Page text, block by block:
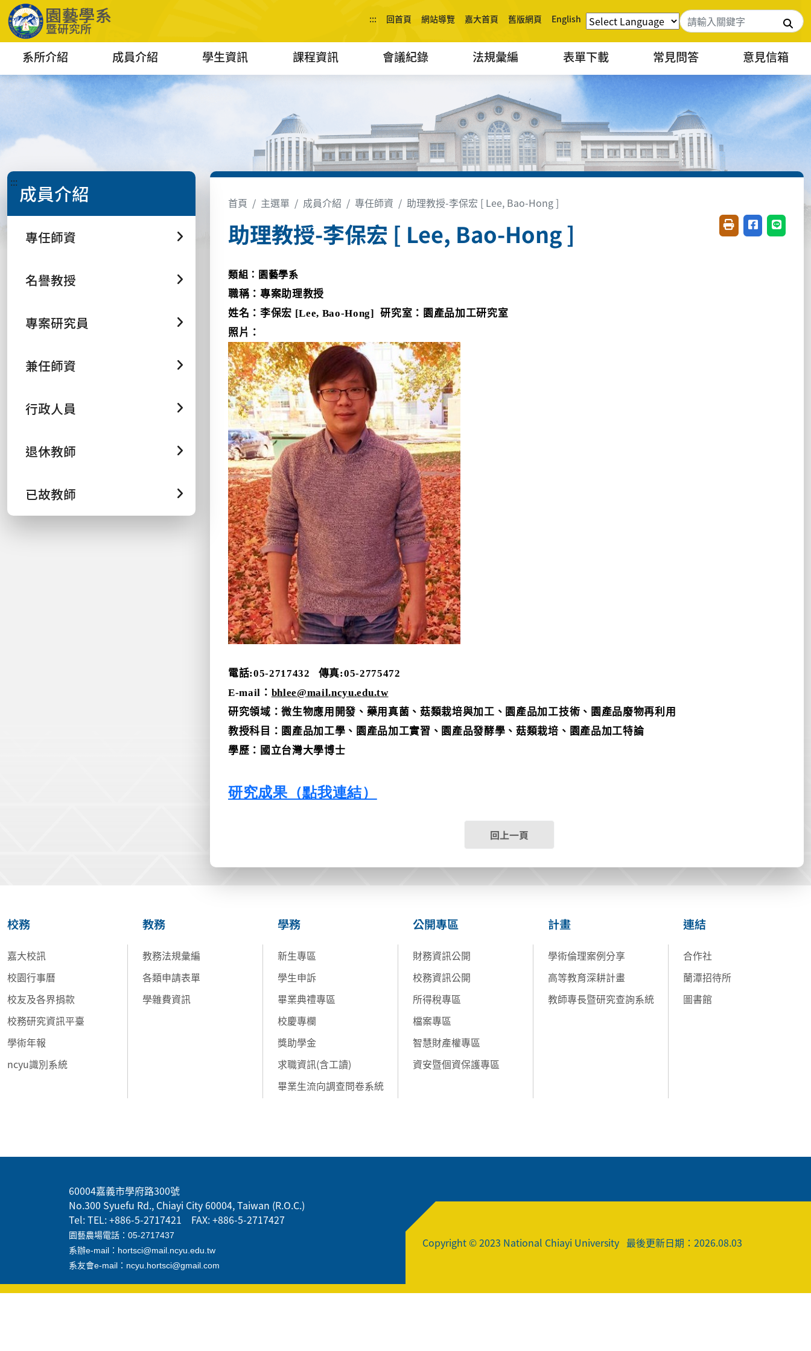
::: 回首頁 網站導覽 嘉大首頁 舊版網頁 English 搜尋
系所介紹 成員介紹 學生資訊 課程資訊 會議紀錄 法規彙編 表單下載 常見問答 意見信箱
::: 成員介紹
專任師資
名譽教授
專案研究員
兼任師資
行政人員
退休教師
已故教師
首頁 主選單 成員介紹 專任師資 助理教授-李保宏 [ Lee, Bao-Hong ]
助理教授-李保宏 [ Lee, Bao-Hong ] 友善列印(開新視窗)
分享至臉書(
分享至
類組：園藝學系
職稱：專案助理教授
姓名：李保宏 [Lee, Bao-Hong] 研究室：園產品加工研究室
照片：
電話:05-2717432 傳真:05-2775472
E-mail ： bhlee@mail.ncyu.edu.tw
研究領域：微生物應用開發、藥用真菌、菇類栽培與加工、園產品加工技術、園產品廢物再利用
教授科目：園產品加工學、園產品加工實習、園產品發酵學、菇類栽培、園產品加工特論
學歷：國立台灣大學博士
研究成果（點我連結）
回上一頁
校務
嘉大校訊
校園行事曆
校友及各界捐款
校務研究資訊平臺
學術年報
ncyu識別系統
教務
教務法規彙編
各類申請表單
學雜費資訊
學務
新生專區
學生申訴
畢業典禮專區
校慶專欄
獎助學金
求職資訊(含工讀)
畢業生流向調查問卷系統
公開專區
財務資訊公開
校務資訊公開
所得稅專區
檔案專區
智慧財產權專區
資安暨個資保護專區
計畫
學術倫理案例分享
高等教育深耕計畫
教師專長暨研究查詢系統
連結
合作社
蘭潭招待所
圖書館
60004嘉義市學府路300號
No.300 Syuefu Rd., Chiayi City 60004, Taiwan (R.O.C.)
Tel: TEL: +886-5-2717421 FAX: +886-5-2717427
園藝農場電話：05-2717437
系辦e-mail：hortsci@mail.ncyu.edu.tw
系友會e-mail：ncyu.hortsci@gmail.com
Copyright © 2023 National Chiayi University 最後更新日期：2026.08.03